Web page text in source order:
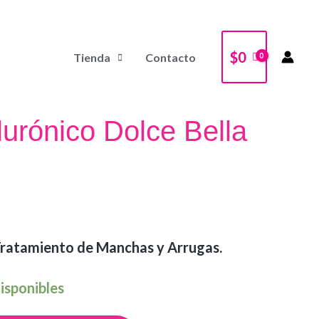
Tienda Contacto $0
Dolce Bella
de Manchas y Arrugas.